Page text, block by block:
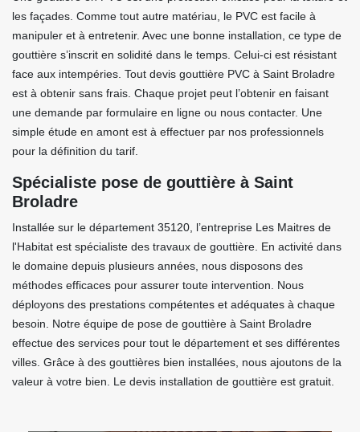
les façades. Comme tout autre matériau, le PVC est facile à
manipuler et à entretenir. Avec une bonne installation, ce type de
gouttière s’inscrit en solidité dans le temps. Celui-ci est résistant
face aux intempéries. Tout devis gouttière PVC à Saint Broladre
est à obtenir sans frais. Chaque projet peut l’obtenir en faisant
une demande par formulaire en ligne ou nous contacter. Une
simple étude en amont est à effectuer par nos professionnels
pour la définition du tarif.
Spécialiste pose de gouttière à Saint
Broladre
Installée sur le département 35120, l’entreprise Les Maitres de
l'Habitat est spécialiste des travaux de gouttière. En activité dans
le domaine depuis plusieurs années, nous disposons des
méthodes efficaces pour assurer toute intervention. Nous
déployons des prestations compétentes et adéquates à chaque
besoin. Notre équipe de pose de gouttière à Saint Broladre
effectue des services pour tout le département et ses différentes
villes. Grâce à des gouttières bien installées, nous ajoutons de la
valeur à votre bien. Le devis installation de gouttière est gratuit.